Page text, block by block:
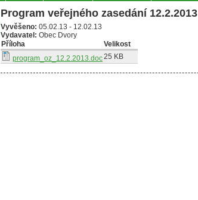
Program veřejného zasedání 12.2.2013
Vyvěšeno: 05.02.13 - 12.02.13
Vydavatel: Obec Dvory
Příloha
Velikost
program_oz_12.2.2013.doc25 KB